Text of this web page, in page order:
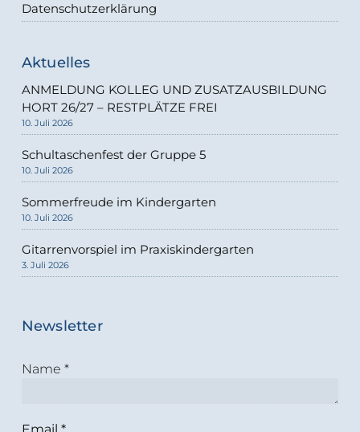
Datenschutzerklärung
Aktuelles
ANMELDUNG KOLLEG UND ZUSATZAUSBILDUNG
HORT 26/27 – RESTPLÄTZE FREI
10. Juli 2026
Schultaschenfest der Gruppe 5
10. Juli 2026
Sommerfreude im Kindergarten
10. Juli 2026
Gitarrenvorspiel im Praxiskindergarten
3. Juli 2026
Newsletter
Name *